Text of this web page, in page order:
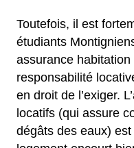
Toutefois, il est
étudiants
assurance habitation
responsabilité
en droit de l’exiger.
locatifs (qui assure
dégâts des eaux)